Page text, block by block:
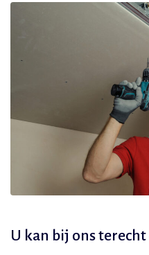
U kan bij ons terecht